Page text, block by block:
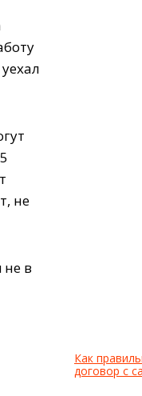
не
в
Как
договор с